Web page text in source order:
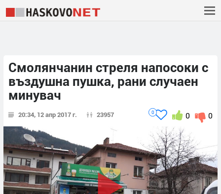
Смолянчанин стреля напосоки с
въздушна пушка, рани случаен
минувач
20:34, 12 апр 2017 г. 23957 0
0
0